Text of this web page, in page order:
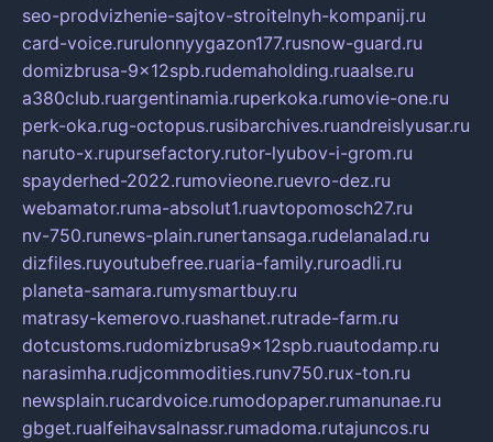
seo-prodvizhenie-sajtov-stroitelnyh-kompanij.ru
card-voice.rurulonnyygazon177.rusnow-guard.ru
domizbrusa-9x12spb.rudemaholding.ruaalse.ru
a380club.ruargentinamia.ruperkoka.rumovie-one.ru
perk-oka.rug-octopus.rusibarchives.ruandreislyusar.ru
naruto-x.rupursefactory.rutor-lyubov-i-grom.ru
spayderhed-2022.rumovieone.ruevro-dez.ru
webamator.ruma-absolut1.ruavtopomosch27.ru
nv-750.runews-plain.runertansaga.rudelanalad.ru
dizfiles.ruyoutubefree.ruaria-family.ruroadli.ru
planeta-samara.rumysmartbuy.ru
matrasy-kemerovo.ruashanet.rutrade-farm.ru
dotcustoms.rudomizbrusa9x12spb.ruautodamp.ru
narasimha.rudjcommodities.runv750.rux-ton.ru
newsplain.rucardvoice.rumodopaper.rumanunae.ru
gbget.rualfeihavsalnassr.rumadoma.rutajuncos.ru